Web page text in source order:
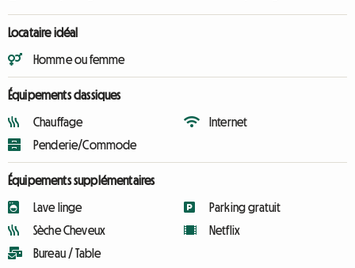
Locataire idéal
Homme ou femme
Équipements classiques
Chauffage
Penderie/Commode
Internet
Équipements supplémentaires
Lave linge
Sèche Cheveux
Bureau / Table
Parking gratuit
Netflix